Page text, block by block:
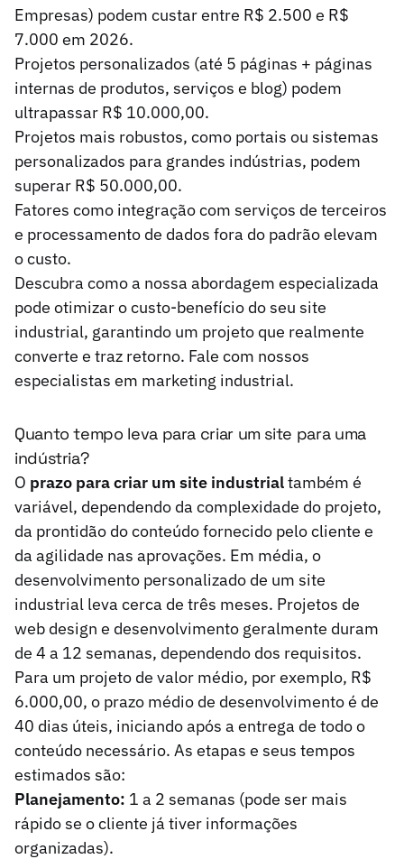
Empresas) podem custar entre R$ 2.500 e R$
7.000 em 2026.
Projetos personalizados (até 5 páginas + páginas
internas de produtos, serviços e blog) podem
ultrapassar R$ 10.000,00.
Projetos mais robustos, como portais ou sistemas
personalizados para grandes indústrias, podem
superar R$ 50.000,00.
Fatores como integração com serviços de terceiros
e processamento de dados fora do padrão elevam
o custo.
Descubra como a nossa abordagem especializada
pode otimizar o custo-benefício do seu site
industrial, garantindo um projeto que realmente
converte e traz retorno. Fale com nossos
especialistas em marketing industrial.
Quanto tempo leva para criar um site para uma
indústria?
O prazo para criar um site industrialtambém é
variável, dependendo da complexidade do projeto,
da prontidão do conteúdo fornecido pelo cliente e
da agilidade nas aprovações. Em média, o
desenvolvimento personalizado de um site
industrial leva cerca de três meses. Projetos de
web design e desenvolvimento geralmente duram
de 4 a 12 semanas, dependendo dos requisitos.
Para um projeto de valor médio, por exemplo, R$
6.000,00, o prazo médio de desenvolvimento é de
40 dias úteis, iniciando após a entrega de todo o
conteúdo necessário. As etapas e seus tempos
estimados são:
Planejamento: 1 a 2 semanas (pode ser mais
rápido se o cliente já tiver informações
organizadas).